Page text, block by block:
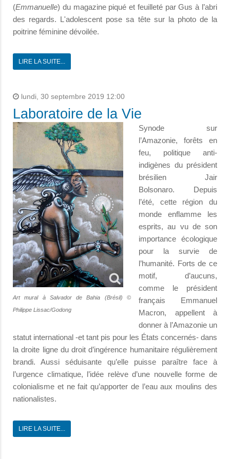
(Emmanuelle) du magazine piqué et feuilleté par Gus à l’abri
des regards. L'adolescent pose sa tête sur la photo de la
poitrine féminine dévoilée.
LIRE LA SUITE...
lundi, 30 septembre 2019 12:00
Laboratoire de la Vie
Art mural à Salvador de Bahia (Brésil) ©
Philippe Lissac/Godong
Synode sur
l’Amazonie, forêts en
feu, politique anti-
indigènes du président
brésilien Jair
Bolsonaro. Depuis
l’été, cette région du
monde enflamme les
esprits, au vu de son
importance écologique
pour la survie de
l’humanité. Forts de ce
motif, d’aucuns,
comme le président
français Emmanuel
Macron, appellent à
donner à l’Amazonie un
statut international -et tant pis pour les États concernés- dans
la droite ligne du droit d’ingérence humanitaire régulièrement
brandi. Aussi séduisante qu’elle puisse paraître face à
l’urgence climatique, l’idée relève d’une nouvelle forme de
colonialisme et ne fait qu’apporter de l’eau aux moulins des
nationalistes.
LIRE LA SUITE...